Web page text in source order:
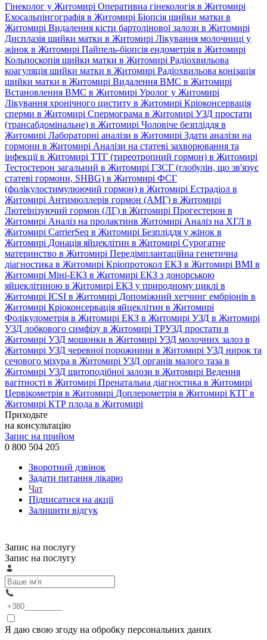
Гінеколог у Житомирі Оперативна гінекологія в Житомирі
Ехосальпінгографія в Житомирі Біопсія шийки матки в
Житомирі Видалення кісти бартолінової залози в Житомирі
Дисплазія шийки матки в Житомирі Лікування молочниці у
жінок в Житомирі Пайпель-біопсія ендометрія в Житомирі
Кольпоскопія шийки матки в Житомирі Радіохвильова
коагуляція шийки матки в Житомирі Радіохвильова конізація
шийки матки в Житомирі Видалення ВМС в Житомирі
Встановлення ВМС в Житомирі Уролог у Житомирі
Лікування хронічного циститу в Житомирі Кріоконсервація
сперми в Житомирі Спермограма в Житомирі УЗД простати
(трансабдомінальне) в Житомирі Чоловіче безпліддя в
Житомирі Лабораторні аналізи в Житомирі Здати аналізи на
гормони в Житомирі Аналізи на статеві захворювання та
інфекції в Житомирі ТТГ (тиреотропний гормон) в Житомирі
Тестостерон загальний в Житомирі ГЗСГ (глобулін, що зв'язує
статеві гормони, SHBG) в Житомирі ФСГ
(фолікулостимулюючий гормон) в Житомирі Естрадіол в
Житомирі Антимюллерів гормон (АМГ) в Житомирі
Лютеїнізуючий гормон (ЛГ) в Житомирі Прогестерон в
Житомирі Аналіз на пролактинв Житомирі Аналіз на ХГЛ в
Житомирі CarrierSeq в Житомирі Безпліддя у жінок в
Житомирі Донація яйцеклітин в Житомирі Сурогатне
материнство в Житомирі Передімплантаційна генетична
діагностика в Житомирі Кріопротокол ЕКЗ в Житомирі ВМІ в
Житомирі Міні-ЕКЗ в Житомирі ЕКЗ з донорською
яйцеклітиною в Житомирі ЕКЗ у природному циклі в
Житомирі ICSI в Житомирі Допоміжний хетчинг ембріонів в
Житомирі Кріоконсервація яйцеклітин в Житомирі
Фолікулометрія в Житомирі ЕКЗ в Житомирі УЗД в Житомирі
УЗД лобкового симфізу в Житомирі ТРУЗД простати в
Житомирі УЗД мошонки в Житомирі УЗД молочних залоз в
Житомирі УЗД черевної порожнини в Житомирі УЗД нирок та
сечового міхура в Житомирі УЗД органів малого таза в
Житомирі УЗД щитоподібної залози в Житомирі Ведення
вагітності в Житомирі Пренатальна діагностика в Житомирі
Цервікометрія в Житомирі Доплерометрія в Житомирі КТГ в
Житомирі КТР плода в Житомирі
Приходьте
на консультацію
Запис на прийом
0 800 504 205
Зворотний дзвінок
Задати питання лікарю
Чат
Підписатися на акції
Залишити відгук
Запис на послугу
Запис на послугу
Я даю свою згоду на обробку персональних даних